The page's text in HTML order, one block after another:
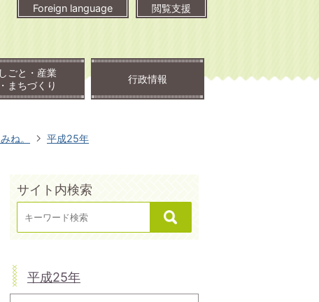
Foreign language 閲覧支援
しごと・産業
・まちづくり
行政情報
ね。
平成25年
サイト内検索
平成25年